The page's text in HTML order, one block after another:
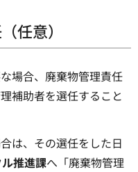
任意）
場合、廃棄物管理責任
補助者を選任すること
は、その選任をした日
推進課へ「廃棄物管理